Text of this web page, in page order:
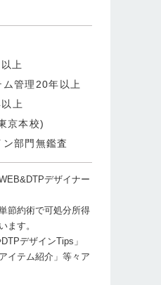
上
管理20年以上
上
京本校)
部門無鑑査
デザイナー
節約術で可処分所得
ます。
デザインTips」
イテム紹介」等々ア